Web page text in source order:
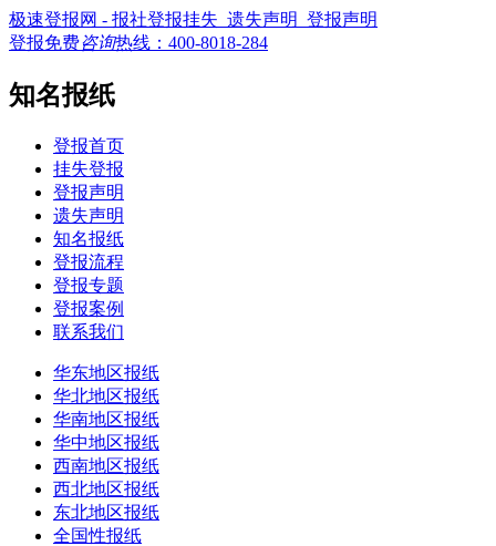
极速登报网 - 报社登报挂失_遗失声明_登报声明
登报免费咨询热线： 400-8018-284
知名报纸
登报首页
挂失登报
登报声明
遗失声明
知名报纸
登报流程
登报专题
登报案例
联系我们
华东地区报纸
华北地区报纸
华南地区报纸
华中地区报纸
西南地区报纸
西北地区报纸
东北地区报纸
全国性报纸